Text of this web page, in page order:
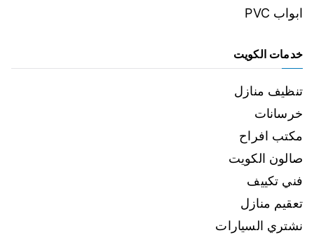
ابواب PVC
خدمات الكويت
تنظيف منازل
خرسانات
مكتب افراح
صالون الكويت
فني تكييف
تعقيم منازل
نشتري السيارات